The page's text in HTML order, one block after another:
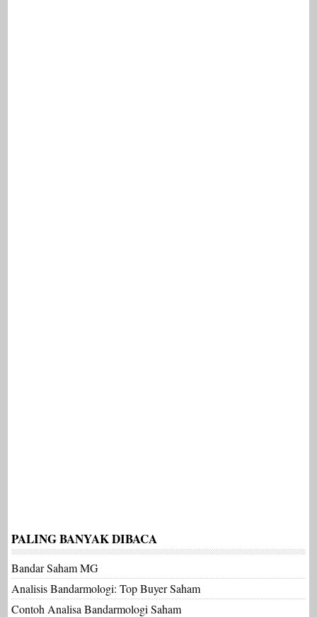
PALING BANYAK DIBACA
Bandar Saham MG
Analisis Bandarmologi: Top Buyer Saham
Contoh Analisa Bandarmologi Saham